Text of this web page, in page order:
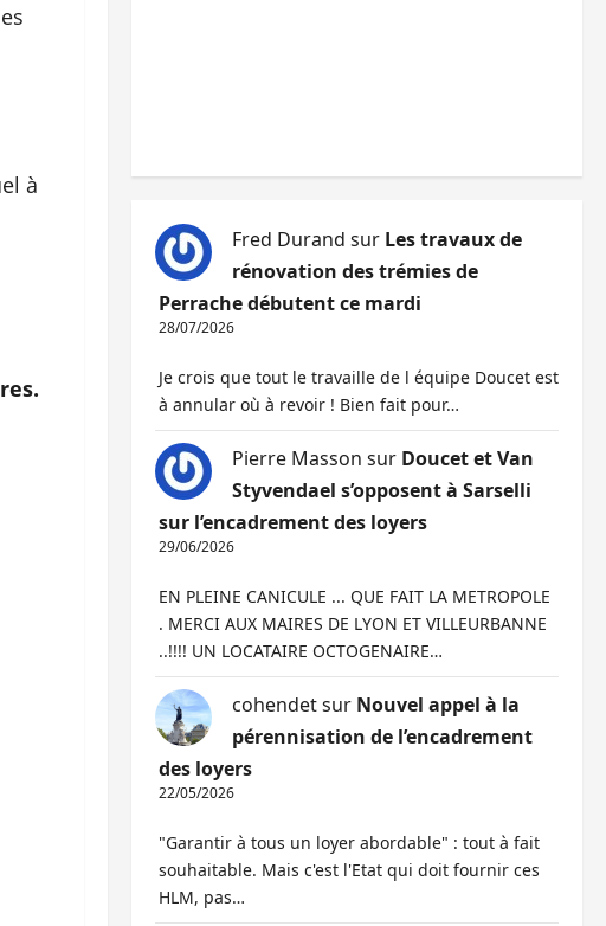
à
Fred Durand sur Les travaux de
rénovation des trémies de
Perrache débutent ce mardi
28/07/2026
Je crois que tout le travaille de l équipe Doucet est
à annular où à revoir ! Bien fait pour…
Pierre Masson sur Doucet et Van
Styvendael s’opposent à Sarselli
sur l’encadrement des loyers
29/06/2026
EN PLEINE CANICULE ... QUE FAIT LA METROPOLE
. MERCI AUX MAIRES DE LYON ET VILLEURBANNE
..!!!! UN LOCATAIRE OCTOGENAIRE…
cohendetsur Nouvel appel à la
pérennisation de l’encadrement
des loyers
22/05/2026
"Garantir à tous un loyer abordable" : tout à fait
souhaitable. Mais c'est l'Etat qui doit fournir ces
HLM, pas…